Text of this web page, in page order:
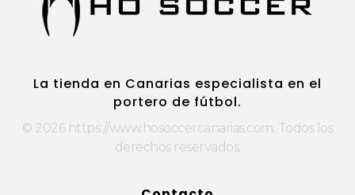
La tienda en Canarias especialista en el
portero de fútbol.
© 2026 https://www.hosoccercanarias.com. Todos los
derechos reservados.